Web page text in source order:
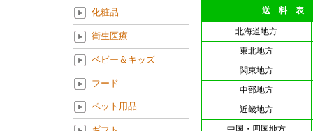
送 料 表
北海道地方
東北地方
関東地方
中部地方
近畿地方
化粧品
衛生医療
ベビー＆キッズ
フード
ペット用品